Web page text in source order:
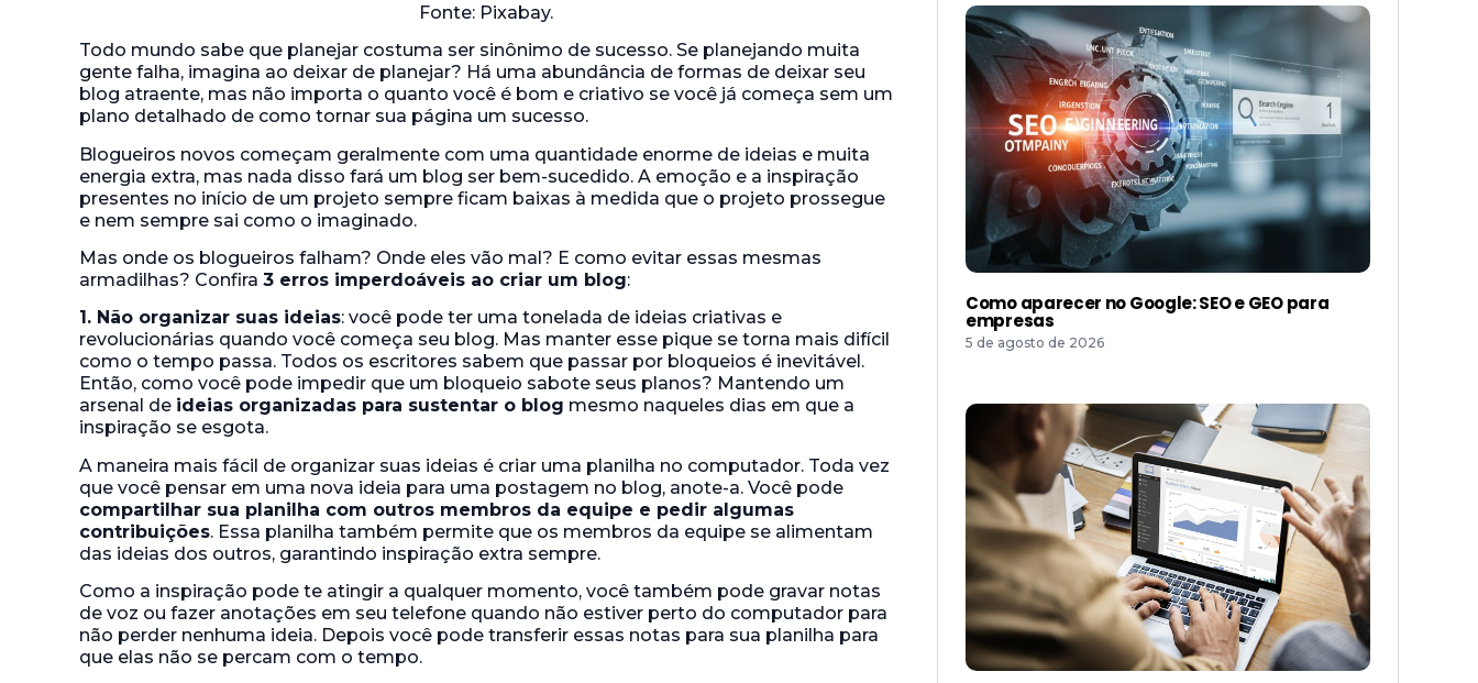
Fonte: Pixabay.
Todo mundo sabe que planejar costuma ser sinônimo de sucesso. Se planejando muita
gente falha, imagina ao deixar de planejar? Há uma abundância de formas de deixar seu
blog atraente, mas não importa o quanto você é bom e criativo se você já começa sem um
plano detalhado de como tornar sua página um sucesso.
Blogueiros novos começam geralmente com uma quantidade enorme de ideias e muita
energia extra, mas nada disso fará um blog ser bem-sucedido. A emoção e a inspiração
presentes no início de um projeto sempre ficam baixas à medida que o projeto prossegue
e nem sempre sai como o imaginado.
Mas onde os blogueiros falham? Onde eles vão mal? E como evitar essas mesmas
armadilhas? Confira 3 erros imperdoáveis ao criar um blog:
1. Não organizar suas ideias: você pode ter uma tonelada de ideias criativas e
revolucionárias quando você começa seu blog. Mas manter esse pique se torna mais difícil
como o tempo passa. Todos os escritores sabem que passar por bloqueios é inevitável.
Então, como você pode impedir que um bloqueio sabote seus planos? Mantendo um
arsenal de ideias organizadas para sustentar o blog mesmo naqueles dias em que a
inspiração se esgota.
A maneira mais fácil de organizar suas ideias é criar uma planilha no computador. Toda vez
que você pensar em uma nova ideia para uma postagem no blog, anote-a. Você pode
compartilhar sua planilha com outros membros da equipe e pedir algumas
contribuições. Essa planilha também permite que os membros da equipe se alimentam
das ideias dos outros, garantindo inspiração extra sempre.
Como a inspiração pode te atingir a qualquer momento, você também pode gravar notas
de voz ou fazer anotações em seu telefone quando não estiver perto do computador para
não perder nenhuma ideia. Depois você pode transferir essas notas para sua planilha para
que elas não se percam com o tempo.
Como aparecer no Google: SEO e GEO para
empresas
5 de agosto de 2026